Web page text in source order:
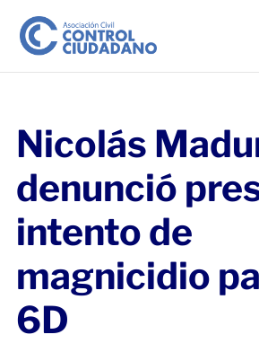
Nicolás
denunció
intento de
magnicidio
6D